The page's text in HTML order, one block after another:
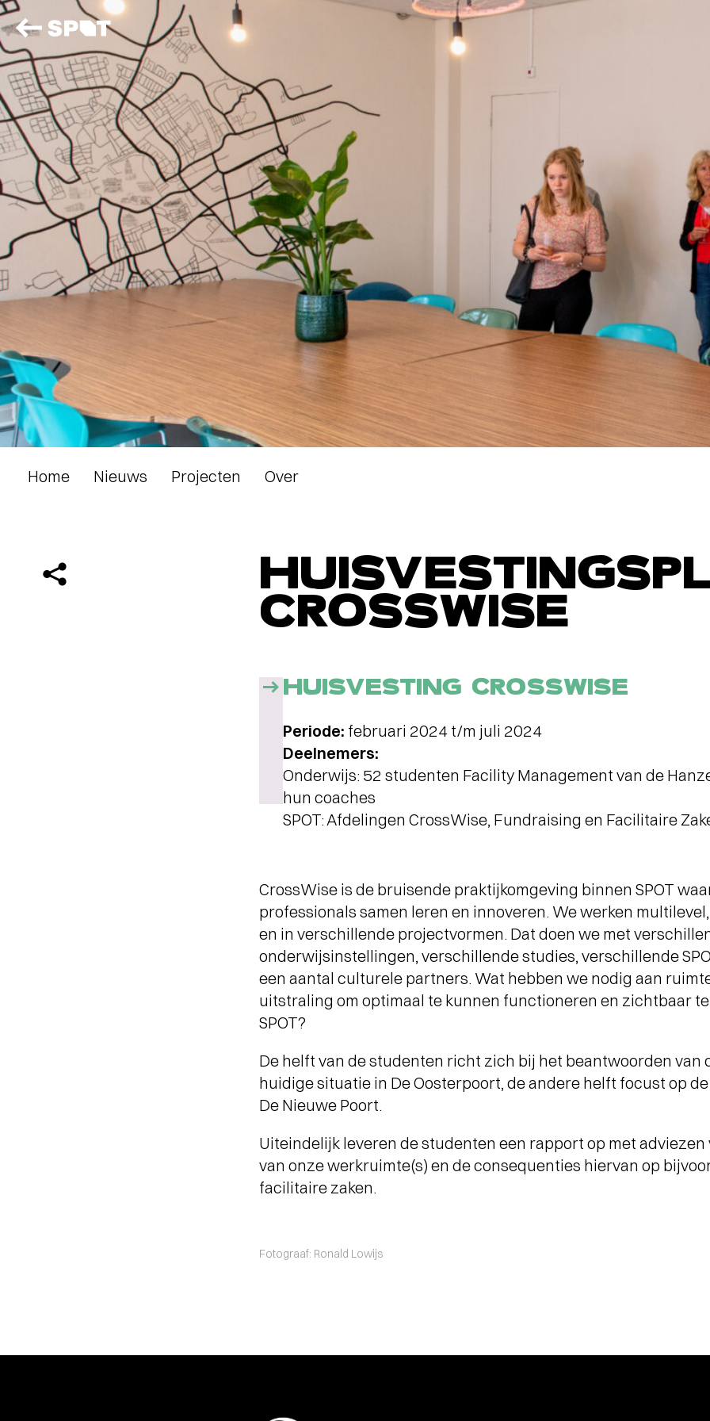
Home Nieuws Projecten Over
CROSSWISE
HUISVESTING CROSSWISE
Periode: februari 2024 t/m juli 2024
Deelnemers:
Onderwijs: 52 studenten Facility Management van de
hun coaches
SPOT: Afdelingen CrossWise, Fundraising en Facilitaire
CrossWise is de bruisende praktijkomgeving binnen SPOT
professionals samen leren en innoveren. We werken
en in verschillende projectvormen. Dat doen we met
onderwijsinstellingen, verschillende studies, verschillende
een aantal culturele partners. Wat hebben we nodig aan
uitstraling om optimaal te kunnen functioneren en zichtbaar
SPOT?
De helft van de studenten richt zich bij het beantwoorden van
huidige situatie in De Oosterpoort, de andere helft focust op
De Nieuwe Poort.
Uiteindelijk leveren de studenten een rapport op met
van onze werkruimte(s) en de consequenties hiervan op
facilitaire zaken.
Fotograaf: Ronald Lowijs